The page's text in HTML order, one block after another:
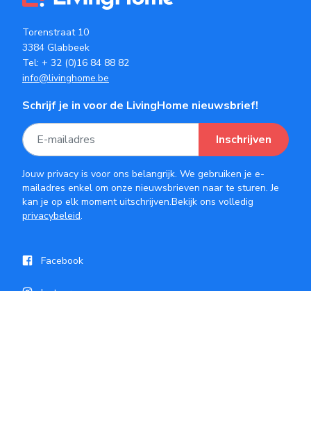
Torenstraat 10
3384 Glabbeek
Tel: + 32 (0)16 84 88 82
info@livinghome.be
Schrijf je in voor de LivingHome nieuwsbrief!
Inschrijven
Jouw privacy is voor ons belangrijk. We gebruiken je e-
mailadres enkel om onze nieuwsbrieven naar te sturen. Je
kan je op elk moment uitschrijven.Bekijk ons volledig
privacybeleid.
Facebook
Instagram